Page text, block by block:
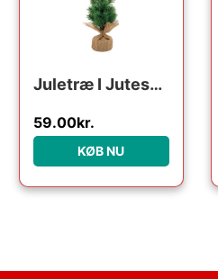
Juletræ I Jutesæk
59.00kr.
KØB NU